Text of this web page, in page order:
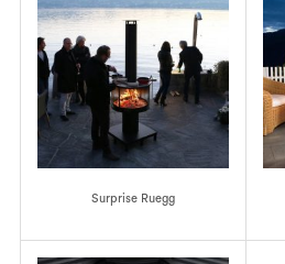
Surprise Ruegg